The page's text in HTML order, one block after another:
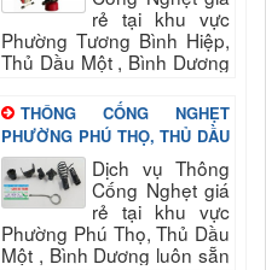
rẻ tại khu vực
Phường Tương Bình Hiệp,
Thủ Dầu Một , Bình Dương
khách nhanh và đảm bảo
uy tín,...
THÔNG CỐNG NGHẸT
PHƯỜNG PHÚ THỌ, THỦ DẦU
MỘT , BÌNH DƯƠNGDịch vụ Thông
Cống Nghẹt giá
rẻ tại khu vực
Phường Phú Thọ, Thủ Dầu
Một , Bình Dương luôn sẵn